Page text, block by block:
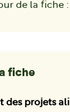
de la fiche :
fiche
des projets